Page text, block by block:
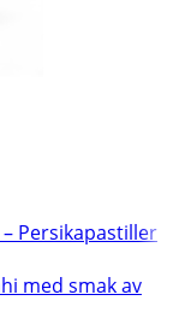
Persikapastiller